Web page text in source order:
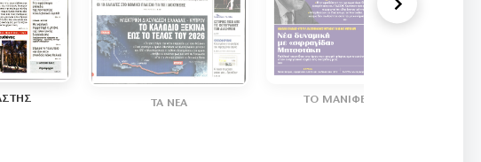
ΤΑ ΝΕΑ ΤΟ ΜΑΝΙΦΕΣΤΟ